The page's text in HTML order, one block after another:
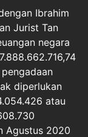
Ibrahim
Jurist Tan
negara
diperlukan
atau
Agustus 2020